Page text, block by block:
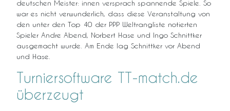
deutschen Meister: innen versprach spannende Spiele. So
war es nicht verwunderlich, dass diese Veranstaltung von
den unter den Top 40 der PPP Weltrangliste notierten
Spieler Andre Abend, Norbert Hase und Ingo Schnittker
ausgemacht wurde. Am Ende lag Schnittker vor Abend
und Hase.
Turniersoftware TT-match.de
überzeugt